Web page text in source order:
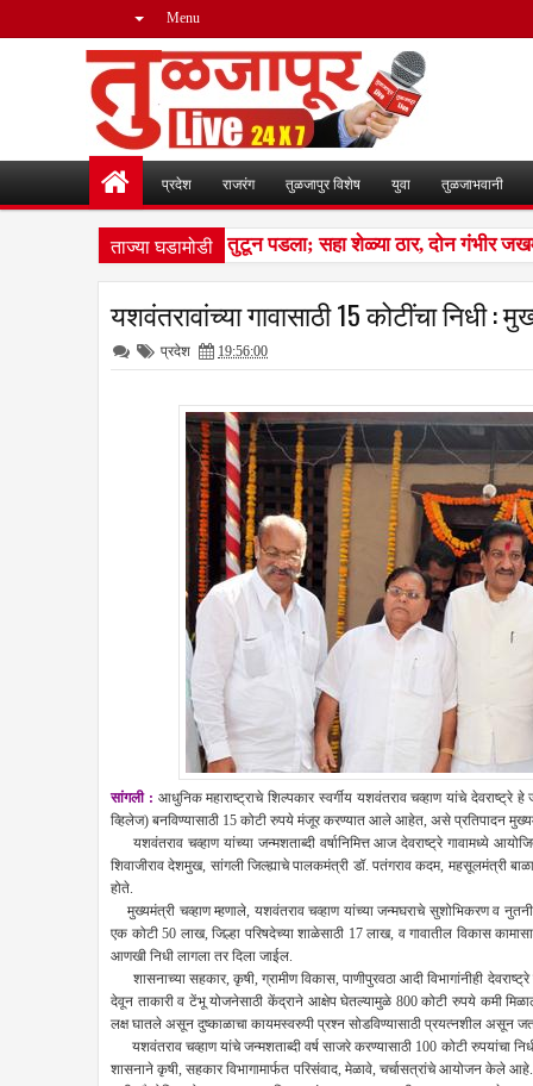
Menu
प्रदेश राजरंग तुळजापुर विशेष युवा तुळजाभवानी
ताज्या घडामोडी
लांडग्यांचा कळप शेळ्यांवर तुटून पडला; सहा शेळ्या ठार, दोन गंभीर
यशवंतरावांच्या गावासाठी 15 कोटींचा निधी :
प्रदेश 19:56:00
सांगली : आधुनिक महाराष्ट्राचे शिल्पकार स्वर्गीय यशवंतराव चव्हाण यांचे देवराष्ट्रे
व्हिलेज) बनविण्यासाठी 15 कोटी रुपये मंजूर करण्यात आले आहेत, असे प्रतिपादन
यशवंतराव चव्हाण यांच्या जन्मशताब्दी वर्षानिमित्त आज देवराष्ट्रे गावामध्ये
शिवाजीराव देशमुख, सांगली जिल्ह्याचे पालकमंत्री डॉ. पतंगराव कदम, महसूलमंत्री
होते.
मुख्यमंत्री चव्हाण म्हणाले, यशवंतराव चव्हाण यांच्या जन्मघराचे सुशोभिकरण व
एक कोटी 50 लाख, जिल्हा परिषदेच्या शाळेसाठी 17 लाख, व गावातील विकास
आणखी निधी लागला तर दिला जाईल.
शासनाच्या सहकार, कृषी, ग्रामीण विकास, पाणीपुरवठा आदी विभागांनीही
देवून ताकारी व टेंभू योजनेसाठी केंद्राने आक्षेप घेतल्यामुळे 800 कोटी रुपये कमी
लक्ष घातले असून दुष्काळाचा कायमस्वरुपी प्रश्न सोडविण्यासाठी प्रयत्नशील
यशवंतराव चव्हाण यांचे जन्मशताब्दी वर्ष साजरे करण्यासाठी 100 कोटी रुपयांचा
शासनाने कृषी, सहकार विभागामार्फत परिसंवाद, मेळावे, चर्चासत्रांचे आयोजन केले आहे.